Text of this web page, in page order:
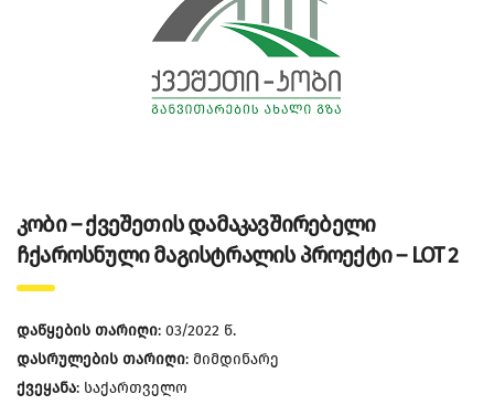
კობი – ქვეშეთის დამაკავშირებელი
ჩქაროსნული მაგისტრალის პროექტი – LOT 2
დაწყების თარიღი: 03/2022 წ.
დასრულების თარიღი: მიმდინარე
ქვეყანა: საქართველო